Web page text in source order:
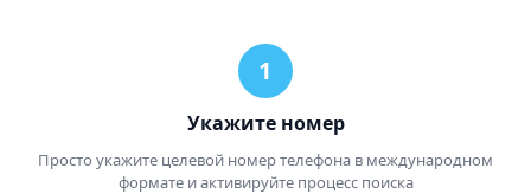
Укажите номер
Просто укажите целевой номер телефона в международном
формате и активируйте процесс поиска